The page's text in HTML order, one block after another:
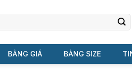
BẢNG GIÁ BẢNG SIZE